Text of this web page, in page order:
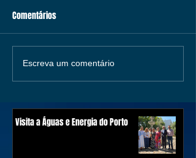
Comentários
Escreva um comentário
Visita a Águas e Energia do Porto